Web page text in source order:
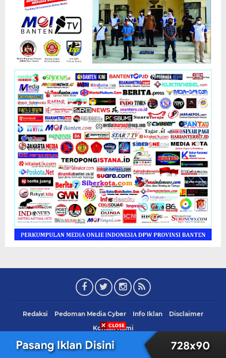
Redaksi Pedoman Media Cyber Info Iklan
Disclaimer
Kontak Kami
Copyright © 2026Delegasi Pemersatu Rakyat